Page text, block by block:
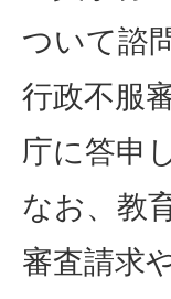
ついて諮
行政不服
庁に答申
なお、教
審査請求